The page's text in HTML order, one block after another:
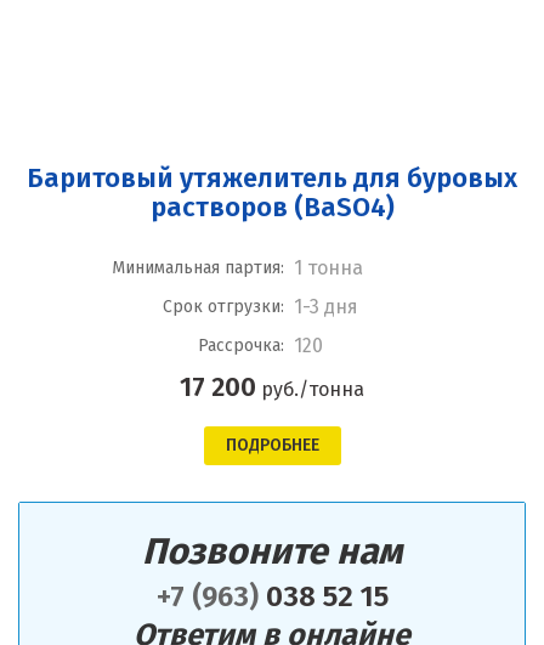
Баритовый утяжелитель для буровых
растворов (BaSO4)
Минимальная партия: 1 тонна
Срок отгрузки: 1-3 дня
Рассрочка: 120
17 200 руб./тонна
ПОДРОБНЕЕ
Позвоните нам
+7 (963)038 52 15
Ответим в онлайне